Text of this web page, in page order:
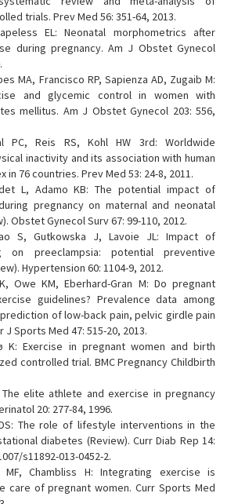
trials. Prev Med 56: 351-64, 2013.
EL: Neonatal morphometrics after
during pregnancy. Am J Obstet Gynecol
MA, Francisco RP, Sapienza AD, Zugaib M:
and glycemic control in women with
mellitus. Am J Obstet Gynecol 203: 556,
PC, Reis RS, Kohl HW 3rd: Worldwide
inactivity and its association with human
in 76 countries. Prev Med 53: 24-8, 2011.
L, Adamo KB: The potential impact of
pregnancy on maternal and neonatal
Obstet Gynecol Surv 67: 99-110, 2012.
S, Gutkowska J, Lavoie JL: Impact of
on preeclampsia: potential preventive
Hypertension 60: 1104-9, 2012.
Owe KM, Eberhard-Gran M: Do pregnant
guidelines? Prevalence data among
of low-back pain, pelvic girdle pain
Sports Med 47: 515-20, 2013.
K: Exercise in pregnant women and birth
controlled trial. BMC Pregnancy Childbirth
The elite athlete and exercise in pregnancy
20: 277-84, 1996.
The role of lifestyle interventions in the
diabetes (Review). Curr Diab Rep 14:
s11892-013-0452-2.
Chambliss H: Integrating exercise is
care of pregnant women. Curr Sports Med